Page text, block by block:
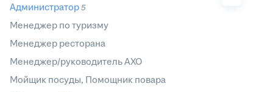
Администратор 5
Менеджер по туризму
Менеджер ресторана
Менеджер/руководитель АХО
Мойщик посуды, Помощник повара